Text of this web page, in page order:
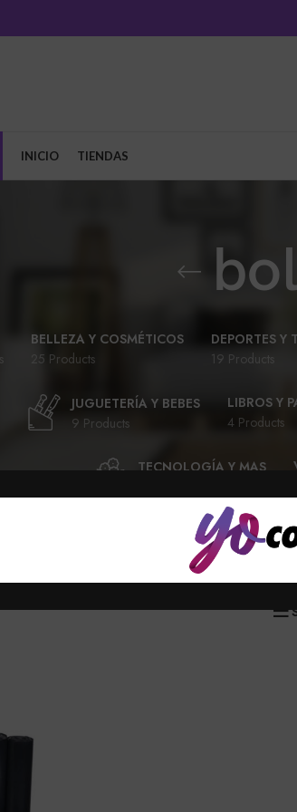
INICIO TIENDAS
BELLEZA Y COSMÉTICOS
25 Products
DEPORTES Y
19 Products
JUGUETERÍA Y BEBES
9 Products
LIBROS Y
4 Products
TECNOLOGÍA Y MAS